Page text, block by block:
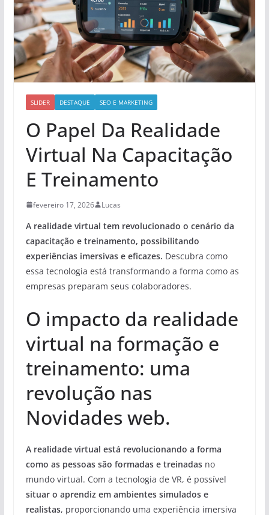
SLIDER DESTAQUE SEO E MARKETING
O Papel Da Realidade
Virtual Na Capacitação
E Treinamento
fevereiro 17, 2026 Lucas
A realidade virtual tem revolucionado o cenário da
capacitação e treinamento, possibilitando
experiências imersivas e eficazes. Descubra como
essa tecnologia está transformando a forma como as
empresas preparam seus colaboradores.
O impacto da realidade
virtual na formação e
treinamento: uma
revolução nas
Novidades web.
A realidade virtual está revolucionando a forma
como as pessoas são formadas e treinadasno
mundo virtual. Com a tecnologia de VR, é possível
situar o aprendiz em ambientes simulados e
realistas, proporcionando uma experiência imersiva